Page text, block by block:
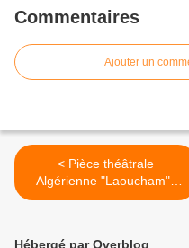
Commentaires
Ajouter un
< Pièce théâtrale
Algérienne "Laoucham"(
2008) مسرحية لوشام
Hébergé par Overblog